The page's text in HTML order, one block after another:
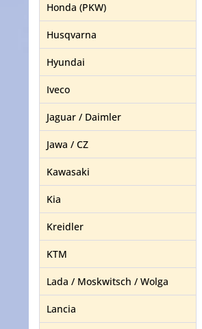
Honda (PKW)
Husqvarna
Hyundai
Iveco
Jaguar / Daimler
Jawa / CZ
Kawasaki
Kia
Kreidler
KTM
Lada / Moskwitsch / Wolga
Lancia